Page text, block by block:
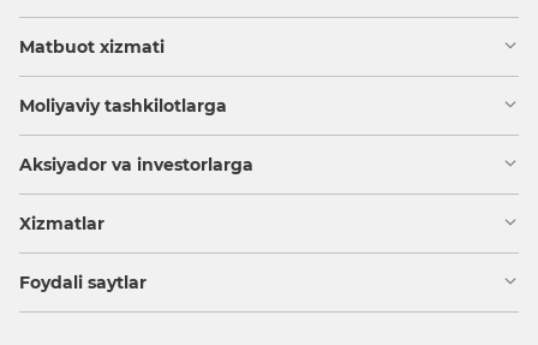
Matbuot xizmati
Moliyaviy tashkilotlarga
Aksiyador va investorlarga
Xizmatlar
Foydali saytlar